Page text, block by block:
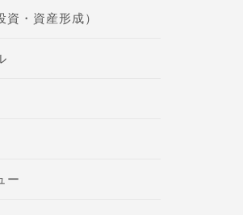
資・資産形成）
ー